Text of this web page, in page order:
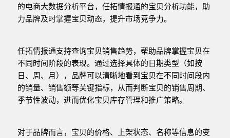
的电商大数据分析平台，任拓情报通的宝贝分析功能，助
力品牌及时掌握宝贝动态，提升市场竞争力。
任拓情报通支持查询宝贝销售趋势，帮助品牌掌握宝贝在
不同时间阶段的表现。通过选择具体的日期类型（如按
日、周、月），品牌可以清晰地看到宝贝在不同时间段内
的销量、销售额等关键指标，从而判断宝贝的销售周期、
季节性波动，进而优化宝贝库存管理和推广策略。
对于品牌而言，宝贝的价格、上架状态、名称等信息的变